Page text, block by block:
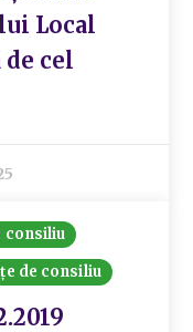
Local
de cel
consiliu
de consiliu